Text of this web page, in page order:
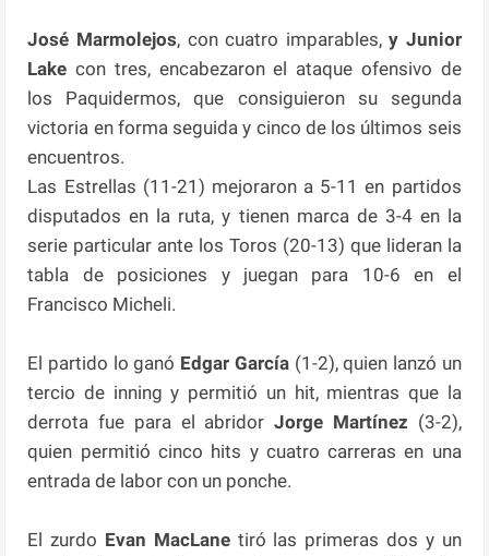
José Marmolejos, con cuatro imparables,y Junior
Lake con tres, encabezaron el ataque ofensivo de
los Paquidermos, que consiguieron su segunda
victoria en forma seguida y cinco de los últimos seis
encuentros.
Las Estrellas (11-21) mejoraron a 5-11 en partidos
disputados en la ruta, y tienen marca de 3-4 en la
serie particular ante los Toros (20-13) que lideran la
tabla de posiciones y juegan para 10-6 en el
Francisco Micheli.
El partido lo ganó Edgar García(1-2), quien lanzó un
tercio de inning y permitió un hit, mientras que la
derrota fue para el abridorJorge Martínez (3-2),
quien permitió cinco hits y cuatro carreras en una
entrada de labor con un ponche.
El zurdo Evan MacLanetiró las primeras dos y un